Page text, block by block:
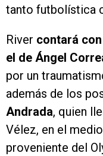
tanto futbolística
River contará
el de Ángel
por un
además de los
Andrada, quien
Vélez, en el
proveniente del